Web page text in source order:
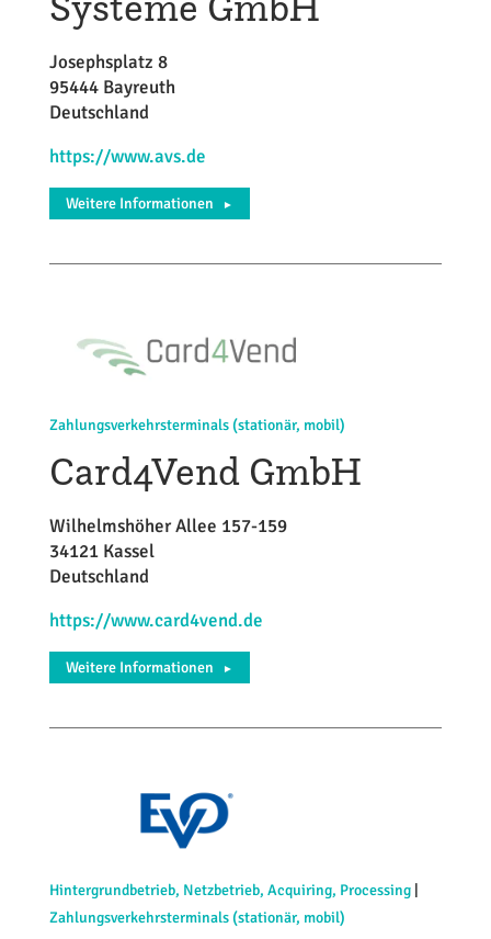
Josephsplatz 8
95444 Bayreuth
Deutschland
https://www.avs.de
Weitere Informationen ►
Zahlungsverkehrsterminals (stationär, mobil)
Card4Vend GmbH
Wilhelmshöher Allee 157-159
34121 Kassel
Deutschland
https://www.card4vend.de
Weitere Informationen ►
Hintergrundbetrieb, Netzbetrieb, Acquiring, Processing|
Zahlungsverkehrsterminals (stationär, mobil)